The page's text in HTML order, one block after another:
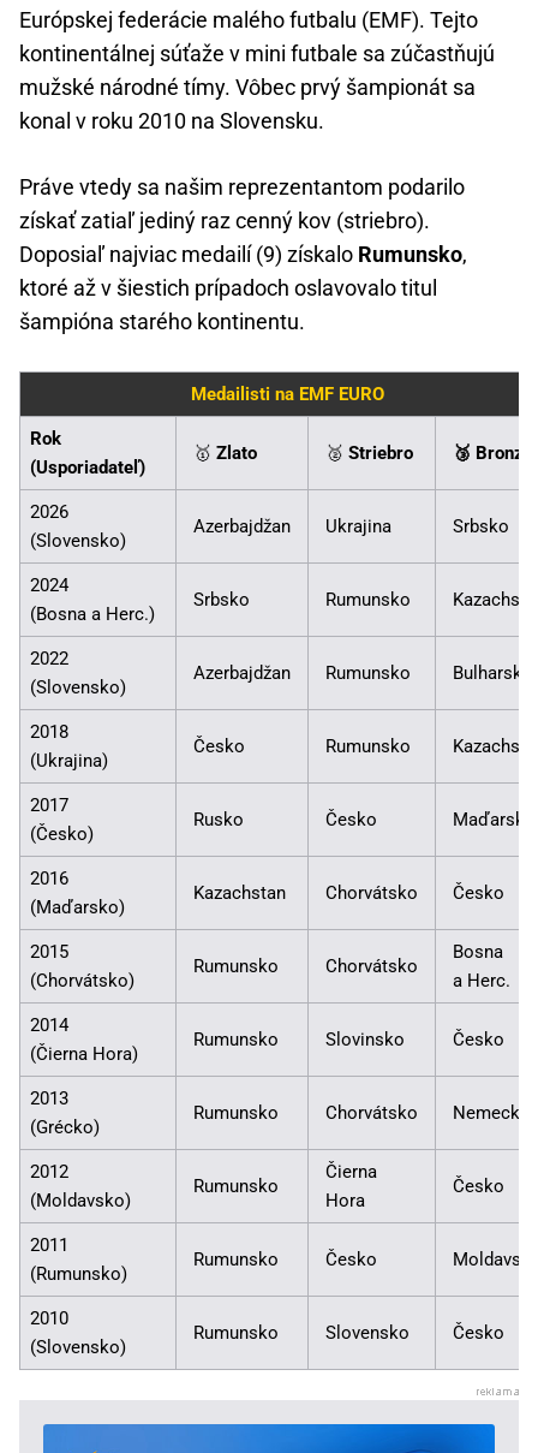
Európskej federácie malého futbalu (EMF). Tejto
kontinentálnej súťaže v mini futbale sa zúčastňujú
mužské národné tímy. Vôbec prvý šampionát sa
konal v roku 2010 na Slovensku.
Práve vtedy sa našim reprezentantom podarilo
získať zatiaľ jediný raz cenný kov (striebro).
Doposiaľ najviac medailí (9) získalo Rumunsko,
ktoré až v šiestich prípadoch oslavovalo titul
šampióna starého kontinentu.
Medailisti na EMF EURO
Rok
(Usporiadateľ)
🥇 Zlato 🥈 Striebro 🥉 Bronz
2026
(Slovensko)
Azerbajdžan Ukrajina Srbsko
2024
(Bosna a Herc.)
Srbsko Rumunsko
2022
(Slovensko)
Azerbajdžan Rumunsko Bulharsko
2018
(Ukrajina)
Česko Rumunsko
2017
(Česko)
Rusko Česko Maďarsko
2016
(Maďarsko)
Kazachstan Chorvátsko Česko
2015
(Chorvátsko)
Rumunsko Chorvátsko
Bosna
a Herc.
2014
(Čierna Hora)
Rumunsko Slovinsko Česko
2013
(Grécko)
Rumunsko Chorvátsko Nemecko
2012
(Moldavsko)
Rumunsko
Čierna
Hora
Česko
2011
(Rumunsko)
Rumunsko Česko
2010
(Slovensko)
Rumunsko Slovensko Česko